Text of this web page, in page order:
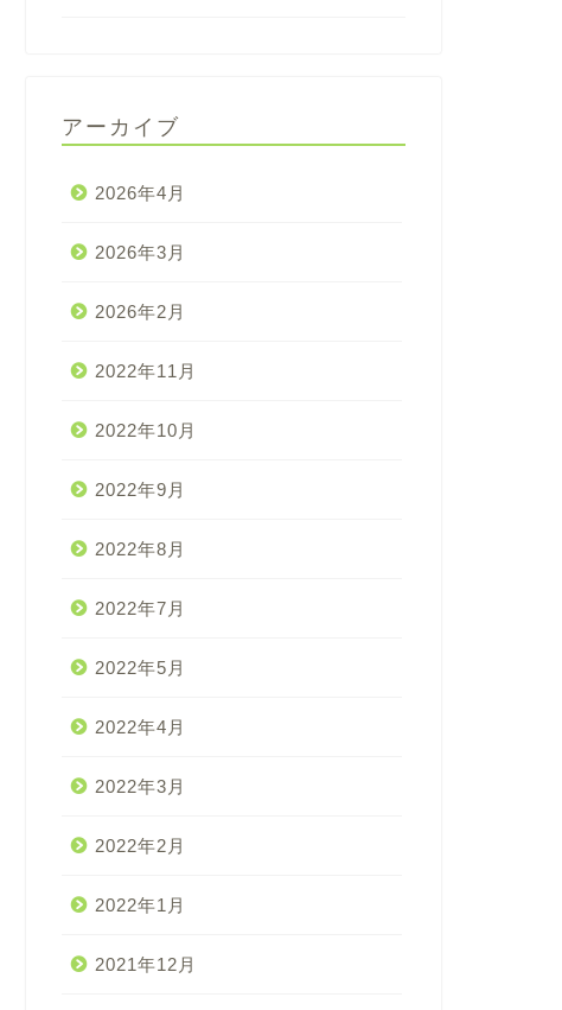
アーカイブ
2026年4月
2026年3月
2026年2月
2022年11月
2022年10月
2022年9月
2022年8月
2022年7月
2022年5月
2022年4月
2022年3月
2022年2月
2022年1月
2021年12月